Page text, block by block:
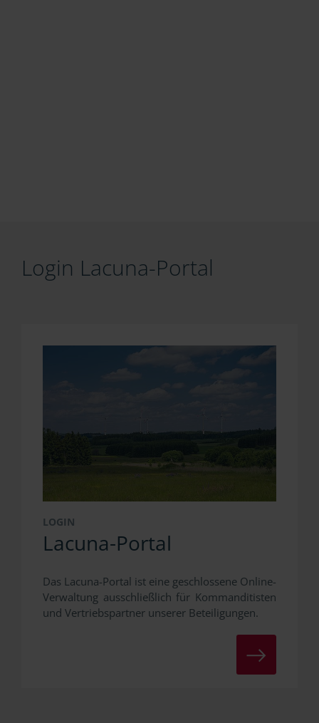
Login Lacuna-Portal
LOGIN
Lacuna-Portal
Das Lacuna-Portal ist eine geschlossene Online-
Verwaltung ausschließlich für Kommanditisten
und Vertriebspartner unserer Beteiligungen.
ZUM LACUNA-